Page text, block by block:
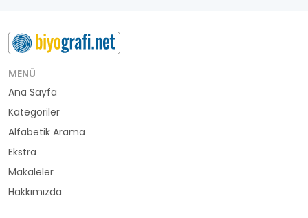
buluş
bürokrat
büyükelçi
cumhurbaşkanı
din adamı
MENÜ
Ana Sayfa
Kategoriler
Alfabetik Arama
Ekstra
Makaleler
Hakkımızda